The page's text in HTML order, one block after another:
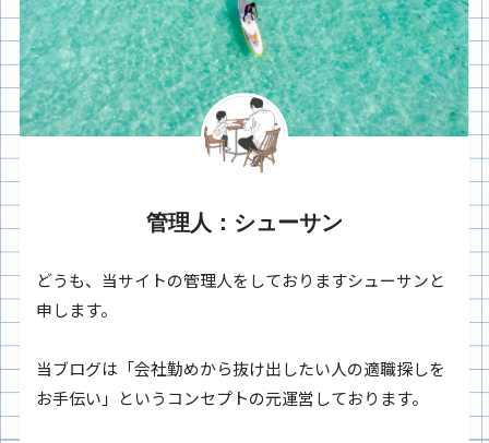
管理人：シューサン
どうも、当サイトの管理人をしておりますシューサンと
申します。
当ブログは「会社勤めから抜け出したい人の適職探しを
お手伝い」というコンセプトの元運営しております。